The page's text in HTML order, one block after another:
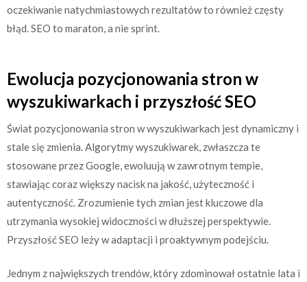
oczekiwanie natychmiastowych rezultatów to również częsty
błąd. SEO to maraton, a nie sprint.
Ewolucja pozycjonowania stron w
wyszukiwarkach i przyszłość SEO
Świat pozycjonowania stron w wyszukiwarkach jest dynamiczny i
stale się zmienia. Algorytmy wyszukiwarek, zwłaszcza te
stosowane przez Google, ewoluują w zawrotnym tempie,
stawiając coraz większy nacisk na jakość, użyteczność i
autentyczność. Zrozumienie tych zmian jest kluczowe dla
utrzymania wysokiej widoczności w dłuższej perspektywie.
Przyszłość SEO leży w adaptacji i proaktywnym podejściu.
Jednym z największych trendów, który zdominował ostatnie lata i